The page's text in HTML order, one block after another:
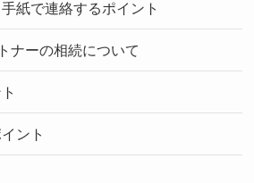
紙で連絡するポイント
ナーの相続について
ント